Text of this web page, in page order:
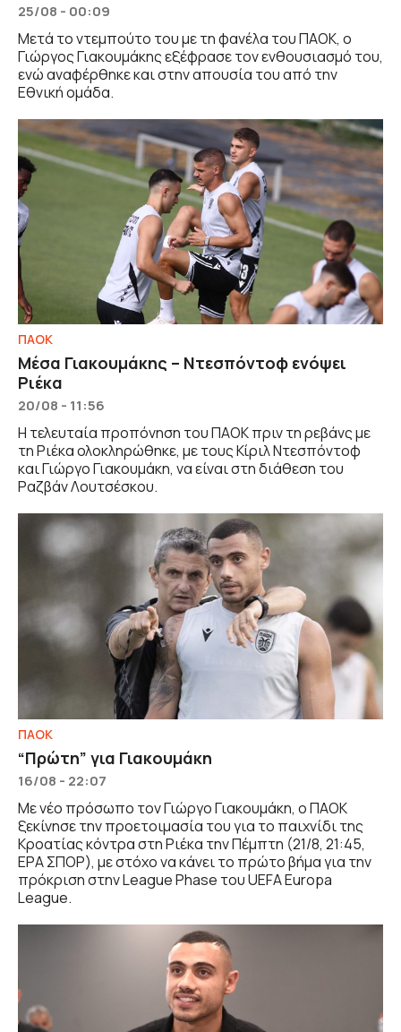
25/08 - 00:09
Μετά το ντεμπούτο του με τη φανέλα του ΠΑΟΚ, ο
Γιώργος Γιακουμάκης εξέφρασε τον ενθουσιασμό του,
ενώ αναφέρθηκε και στην απουσία του από την
Εθνική ομάδα.
ΠΑΟΚ
Μέσα Γιακουμάκης – Ντεσπόντοφ ενόψει
Ριέκα
20/08 - 11:56
Η τελευταία προπόνηση του ΠΑΟΚ πριν τη ρεβάνς με
τη Ριέκα ολοκληρώθηκε, με τους Κίριλ Ντεσπόντοφ
και Γιώργο Γιακουμάκη, να είναι στη διάθεση του
Ραζβάν Λουτσέσκου.
ΠΑΟΚ
“Πρώτη” για Γιακουμάκη
16/08 - 22:07
Με νέο πρόσωπο τον Γιώργο Γιακουμάκη, ο ΠΑΟΚ
ξεκίνησε την προετοιμασία του για το παιχνίδι της
Κροατίας κόντρα στη Ριέκα την Πέμπτη (21/8, 21:45,
ΕΡΑ ΣΠΟΡ), με στόχο να κάνει το πρώτο βήμα για την
πρόκριση στην League Phase του UEFA Europa
League.